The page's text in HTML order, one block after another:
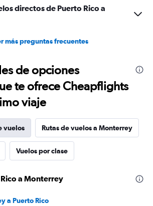
directos de Puerto Rico a
más preguntas frecuentes
de opciones
te ofrece Cheapflights
viaje
vuelos Rutas de vuelos a Monterrey
Vuelos por clase
a Monterrey
a Puerto Rico